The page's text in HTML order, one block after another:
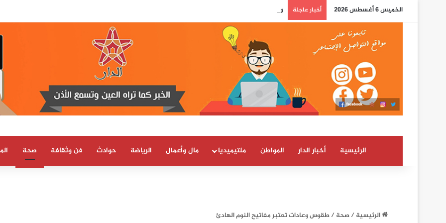
الخميس 6 أغسطس 2026 أخبار عاجلة واشنطن تكسر الصمت حول سبتة ومليلية.. وثيقة رسمية تعزز الطرح المغرب
الرئيسية أخبار الدار المواطن ملتيميديا مال وأعمال الرياضة حوادث فن وثقافة صحة
الرئيسية/صحة/طقوس وعادات تعتبر مفاتيح النوم الهادئ